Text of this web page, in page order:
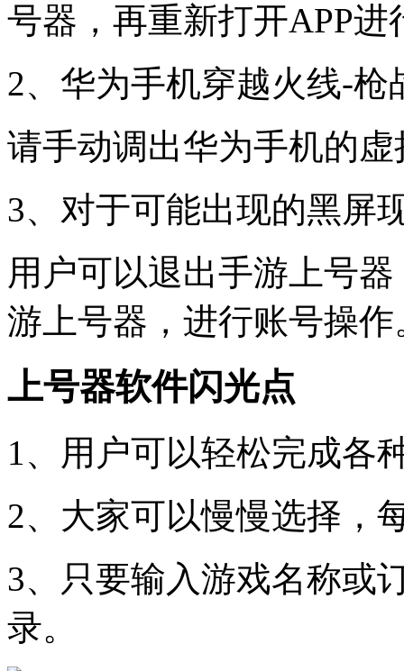
号器，再重新打开APP进
2、华为手机穿越火线-
请手动调出华为手机的
3、对于可能出现的黑屏
用户可以退出手游上号
游上号器，进行账号操作
上号器软件闪光点
1、用户可以轻松完成各
2、大家可以慢慢选择，
3、只要输入游戏名称或
录。